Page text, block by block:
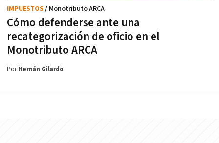
Cómo defenderse ante una
recategorización de oficio en el
Monotributo ARCA
IMPUESTOS / Monotributo ARCA
PorHernán Gilardo